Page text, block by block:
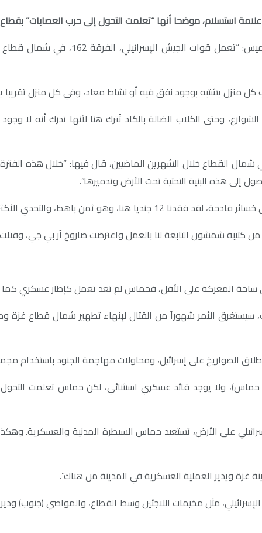
موضحا أنها “تعلمت التحول إلى حرب العصابات” بقطاع غزة
وأوضح يسخاروف في مقال تحليلي بصحيفة
منزل يشتبه بوجود نفق فيه أو نشاط معاد، وفي كل منزل تقريبا
وحتى الكلاب الضالة بالكاد تُترك هنا لأنها تدرك أنه لا
هذه البنية التحتية تحت الأرض وتدميرها”.
هو الحفاظ على المرونة بعد مثل هذا الحدث”.
ساحة المعركة على الأقل، فحماس لم تعد تعمل كإطار عسكري
الأمر شهوراً من القتال لإنهاء تطهير شمال قطاع غزة
إسرائيل، ومحاولات مهاجمة الجنود باستخدام مجموعات صغيرة مكونة من
حماس)، ولا يوجد قائد عسكري استثنائي، لكن حماس تعلمت
على الأرض، تستعيد حماس السيطرة المدنية والعسكرية.
غزة ويدير العملية العسكرية في المدينة من هناك”.
مثل مخيمات اللاجئين وسط القطاع، والمواصي (جنوب)